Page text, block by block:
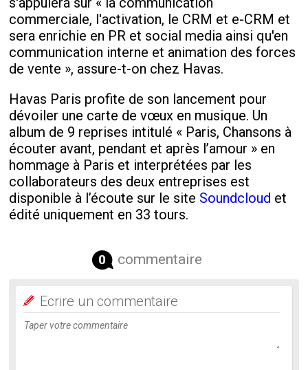
commerciale, l'activation, le CRM et e-CRM et
sera enrichie en PR et social media ainsi qu'en
communication interne et animation des forces
de vente », assure-t-on chez Havas.
Havas Paris profite de son lancement pour
dévoiler une carte de vœux en musique. Un
album de 9 reprises intitulé « Paris, Chansons à
écouter avant, pendant et après l’amour » en
hommage à Paris et interprétées par les
collaborateurs des deux entreprises est
disponible à l’écoute sur le site Soundcloud et
édité uniquement en 33 tours.
0 commentaire
Ecrire un commentaire